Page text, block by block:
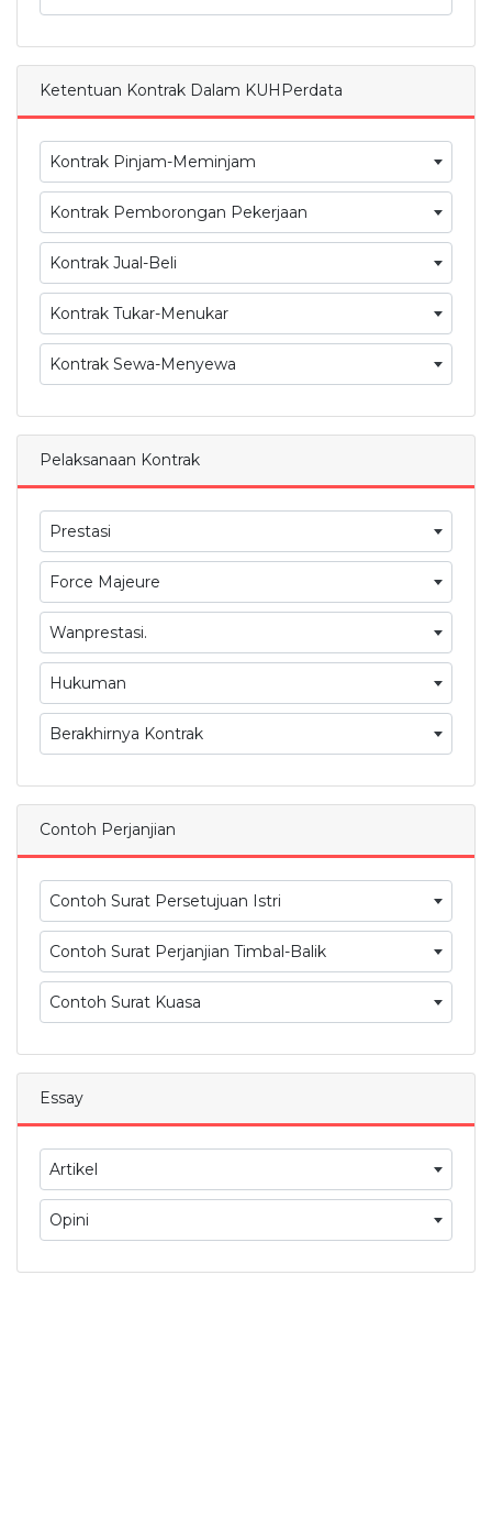
Ketentuan Kontrak Dalam KUHPerdata
Kontrak Pinjam-Meminjam
Kontrak Pemborongan Pekerjaan
Kontrak Jual-Beli
Kontrak Tukar-Menukar
Kontrak Sewa-Menyewa
Pelaksanaan Kontrak
Prestasi
Force Majeure
Wanprestasi.
Hukuman
Berakhirnya Kontrak
Contoh Perjanjian
Contoh Surat Persetujuan Istri
Contoh Surat Perjanjian Timbal-Balik
Contoh Surat Kuasa
Essay
Artikel
Opini